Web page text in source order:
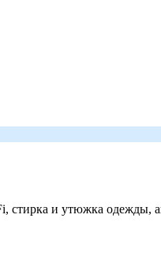
стирка и утюжка одежды,